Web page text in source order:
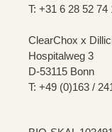
T: +31 6 28 52 74
ClearChox x
Hospitalweg 3
D-53115 Bonn
T: +49 (0)163 /